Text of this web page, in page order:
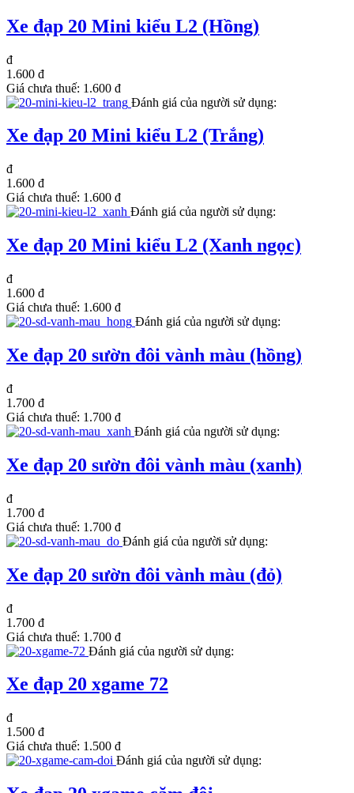
Xe đạp 20 Mini kiểu L2 (Hồng)
đ
1.600 đ
Giá chưa thuế: 1.600 đ
Đánh giá của người sử dụng:
Xe đạp 20 Mini kiểu L2 (Trắng)
đ
1.600 đ
Giá chưa thuế: 1.600 đ
Đánh giá của người sử dụng:
Xe đạp 20 Mini kiểu L2 (Xanh ngọc)
đ
1.600 đ
Giá chưa thuế: 1.600 đ
Đánh giá của người sử dụng:
Xe đạp 20 sườn đôi vành màu (hồng)
đ
1.700 đ
Giá chưa thuế: 1.700 đ
Đánh giá của người sử dụng:
Xe đạp 20 sườn đôi vành màu (xanh)
đ
1.700 đ
Giá chưa thuế: 1.700 đ
Đánh giá của người sử dụng:
Xe đạp 20 sườn đôi vành màu (đỏ)
đ
1.700 đ
Giá chưa thuế: 1.700 đ
Đánh giá của người sử dụng:
Xe đạp 20 xgame 72
đ
1.500 đ
Giá chưa thuế: 1.500 đ
Đánh giá của người sử dụng: